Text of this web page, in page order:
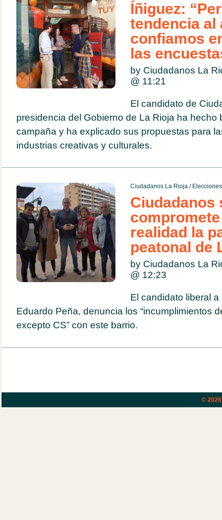
Íñiguez:
tendencia al
confiamos
las
by Ciudadanos La
@ 11:21
El candidato de
presidencia del Gobierno de La Rioja ha hecho
campaña y ha explicado sus propuestas para
industrias creativas y culturales.
Ciudadanos La Rioja/
Ciudadanos
realidad la
peatonal de
by Ciudadanos La
@ 12:23
El candidato liberal
Eduardo Peña, denuncia los “incumplimientos
excepto CS” con este barrio.
©